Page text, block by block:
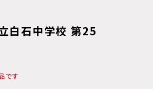
白石中学校 第25
です